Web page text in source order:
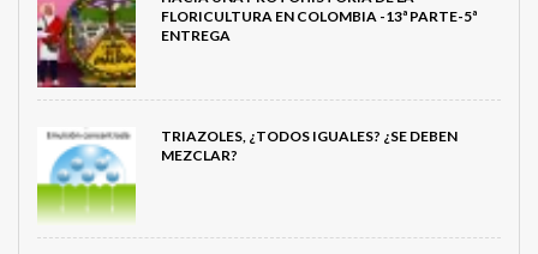
FLORICULTURA EN COLOMBIA -13ª PARTE-5ª
ENTREGA
TRIAZOLES, ¿TODOS IGUALES? ¿SE DEBEN
MEZCLAR?